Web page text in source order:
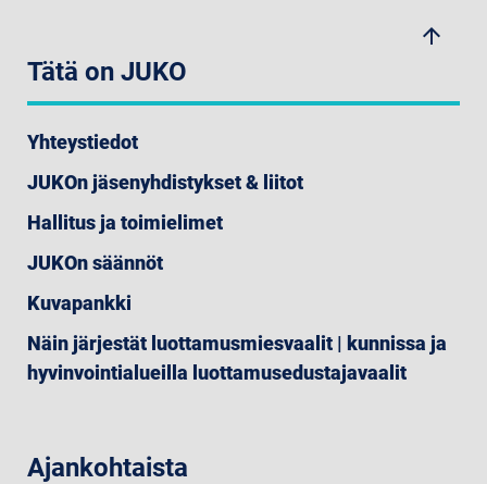
arrow_upwards
Tätä on JUKO
Yhteystiedot
JUKOn jäsenyhdistykset & liitot
Hallitus ja toimielimet
JUKOn säännöt
Kuvapankki
Näin järjestät luottamusmiesvaalit | kunnissa ja
hyvinvointialueilla luottamusedustajavaalit
Ajankohtaista